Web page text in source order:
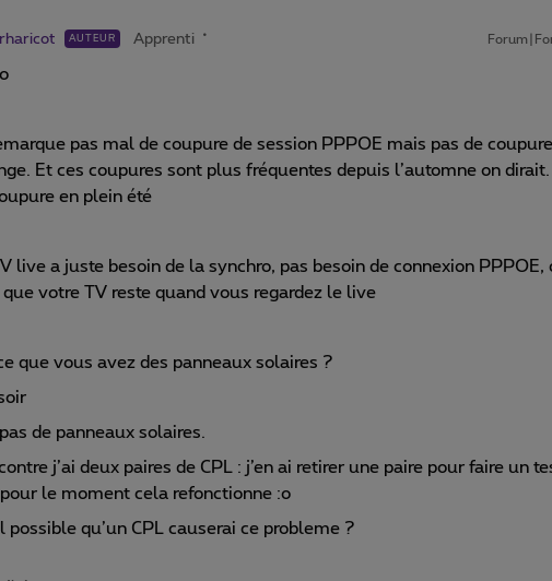
AUTEUR Apprenti
pas mal de coupure de session PPPOE mais pas de
Et ces coupures sont plus fréquentes depuis l’automne on
en plein été
live a juste besoin de la synchro, pas besoin de connexion PPPOE,
votre TV reste quand vous regardez le live
que vous avez des panneaux solaires ?
de panneaux solaires.
j’ai deux paires de CPL : j’en ai retirer une paire pour faire un
le moment cela refonctionne :o
possible qu’un CPL causerai ce probleme ?